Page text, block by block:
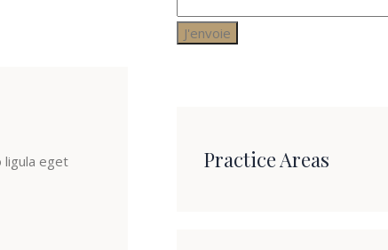
ligula eget
Practice Areas